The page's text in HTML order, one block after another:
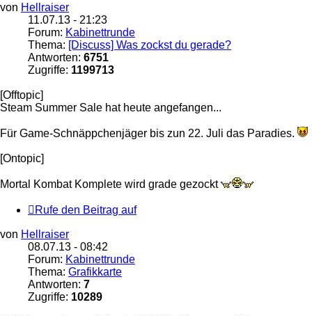
von Hellraiser
11.07.13 - 21:23
Forum: Kabinettrunde
Thema: [Discuss] Was zockst du gerade?
Antworten: 6751
Zugriffe: 1199713
[Offtopic]
Steam Summer Sale hat heute angefangen...
Für Game-Schnäppchenjäger bis zun 22. Juli das Paradies.
[Ontopic]
Mortal Kombat Komplete wird grade gezockt
Rufe den Beitrag auf
von Hellraiser
08.07.13 - 08:42
Forum: Kabinettrunde
Thema: Grafikkarte
Antworten: 7
Zugriffe: 10289